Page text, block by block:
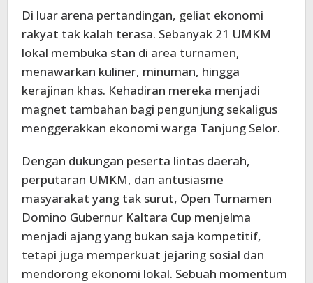
Di luar arena pertandingan, geliat ekonomi
rakyat tak kalah terasa. Sebanyak 21 UMKM
lokal membuka stan di area turnamen,
menawarkan kuliner, minuman, hingga
kerajinan khas. Kehadiran mereka menjadi
magnet tambahan bagi pengunjung sekaligus
menggerakkan ekonomi warga Tanjung Selor.
Dengan dukungan peserta lintas daerah,
perputaran UMKM, dan antusiasme
masyarakat yang tak surut, Open Turnamen
Domino Gubernur Kaltara Cup menjelma
menjadi ajang yang bukan saja kompetitif,
tetapi juga memperkuat jejaring sosial dan
mendorong ekonomi lokal. Sebuah momentum